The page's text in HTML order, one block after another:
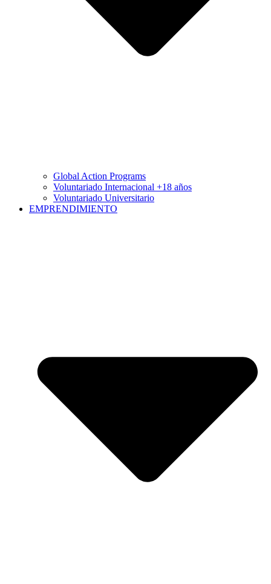
Global Action Programs
Voluntariado Internacional +18 años
Voluntariado Universitario
EMPRENDIMIENTO